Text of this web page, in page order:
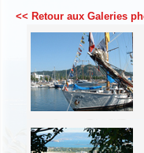
<< Retour aux Galeries